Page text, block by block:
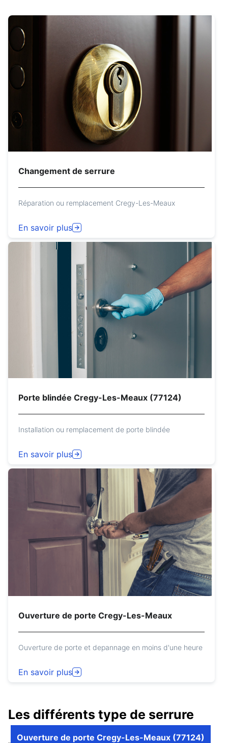
Changement de serrure
Réparation ou remplacement Cregy-Les-Meaux
En savoir plus
Porte blindée Cregy-Les-Meaux (77124)
Installation ou remplacement de porte blindée
En savoir plus
Ouverture de porte Cregy-Les-Meaux
Ouverture de porte et depannage en moins d'une heure
En savoir plus
Les différents type de serrure
Ouverture de porte Cregy-Les-Meaux (77124)